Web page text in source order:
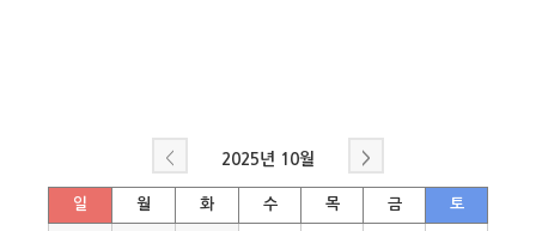
< 2025년 10월 >
일 월 화 수 목 금 토